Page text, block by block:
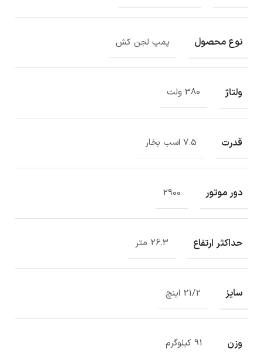
نوع محصول پمپ لجن کش
ولتاژ 380 ولت
قدرت 7.5 اسب بخار
دور موتور 2900
حداکثر ارتفاع 26.3 متر
سایز 21/2 اینچ
وزن 91 کیلوگرم